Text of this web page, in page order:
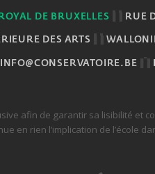
DE BRUXELLES RUE
DES ARTS
INFO@CONSERVATOIRE.BE
afin de garantir sa lisibilité
en rien l’implication de l’école